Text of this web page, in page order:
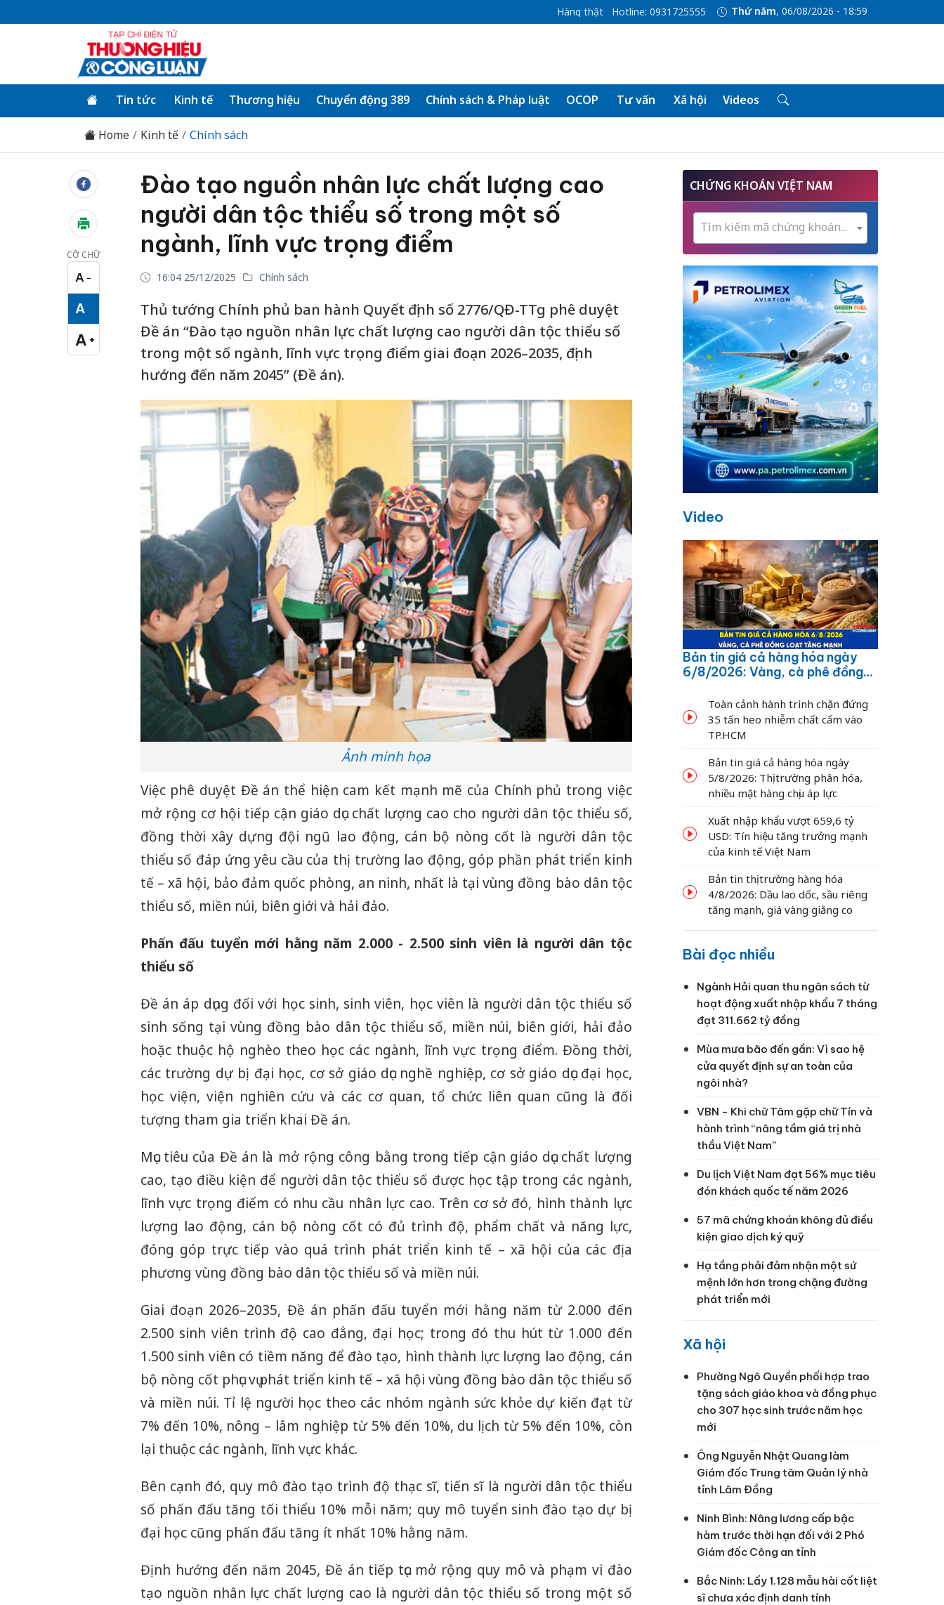
Hàng thật Hotline: 0931725555 Thứ năm, 06/08/2026 - 18:59
Tin tức Kinh tế Thương hiệu Chuyển động 389 Chính sách & Pháp luật OCOP Tư vấn Xã hội Videos
Home Kinh tế Chính sách
CỠ CHỮ
A −
Cỡ chữ nhỏ
A
Cỡ chữ vừa
A +
Cỡ chữ lớn
Đào tạo nguồn nhân lực chất lượng cao
người dân tộc thiểu số trong một số
ngành, lĩnh vực trọng điểm
16:04 25/12/2025 Chính sách
Thủ tướng Chính phủ ban hành Quyết định số 2776/QĐ-TTg phê duyệt
Đề án “Đào tạo nguồn nhân lực chất lượng cao người dân tộc thiểu số
trong một số ngành, lĩnh vực trọng điểm giai đoạn 2026–2035, định
hướng đến năm 2045” (Đề án).
Ảnh minh họa
Việc phê duyệt Đề án thể hiện cam kết mạnh mẽ của Chính phủ trong việc
mở rộng cơ hội tiếp cận giáo dục chất lượng cao cho người dân tộc thiểu số,
đồng thời xây dựng đội ngũ lao động, cán bộ nòng cốt là người dân tộc
thiểu số đáp ứng yêu cầu của thị trường lao động, góp phần phát triển kinh
tế – xã hội, bảo đảm quốc phòng, an ninh, nhất là tại vùng đồng bào dân tộc
thiểu số, miền núi, biên giới và hải đảo.
Phấn đấu tuyển mới hằng năm 2.000 - 2.500 sinh viên là người dân tộc
thiểu số
Đề án áp dụng đối với học sinh, sinh viên, học viên là người dân tộc thiểu số
sinh sống tại vùng đồng bào dân tộc thiểu số, miền núi, biên giới, hải đảo
hoặc thuộc hộ nghèo theo học các ngành, lĩnh vực trọng điểm. Đồng thời,
các trường dự bị đại học, cơ sở giáo dục nghề nghiệp, cơ sở giáo dục đại học,
học viện, viện nghiên cứu và các cơ quan, tổ chức liên quan cũng là đối
tượng tham gia triển khai Đề án.
Mục tiêu của Đề án là mở rộng công bằng trong tiếp cận giáo dục chất lượng
cao, tạo điều kiện để người dân tộc thiểu số được học tập trong các ngành,
lĩnh vực trọng điểm có nhu cầu nhân lực cao. Trên cơ sở đó, hình thành lực
lượng lao động, cán bộ nòng cốt có đủ trình độ, phẩm chất và năng lực,
đóng góp trực tiếp vào quá trình phát triển kinh tế – xã hội của các địa
phương vùng đồng bào dân tộc thiểu số và miền núi.
Giai đoạn 2026–2035, Đề án phấn đấu tuyển mới hằng năm từ 2.000 đến
2.500 sinh viên trình độ cao đẳng, đại học; trong đó thu hút từ 1.000 đến
1.500 sinh viên có tiềm năng để đào tạo, hình thành lực lượng lao động, cán
bộ nòng cốt phục vụ phát triển kinh tế – xã hội vùng đồng bào dân tộc thiểu số
và miền núi. Tỉ lệ người học theo các nhóm ngành sức khỏe dự kiến đạt từ
7% đến 10%, nông – lâm nghiệp từ 5% đến 10%, du lịch từ 5% đến 10%, còn
lại thuộc các ngành, lĩnh vực khác.
Bên cạnh đó, quy mô đào tạo trình độ thạc sĩ, tiến sĩ là người dân tộc thiểu
số phấn đấu tăng tối thiểu 10% mỗi năm; quy mô tuyển sinh đào tạo dự bị
đại học cũng phấn đấu tăng ít nhất 10% hằng năm.
Định hướng đến năm 2045, Đề án tiếp tục mở rộng quy mô và phạm vi đào
tạo nguồn nhân lực chất lượng cao là người dân tộc thiểu số trong một số
CHỨNG KHOÁN VIỆT NAM
Tìm kiếm mã chứng khoán...
Video
Bản tin giá cả hàng hóa ngày
6/8/2026: Vàng, cà phê đồng
Toàn cảnh hành trình chặn đứng
35 tấn heo nhiễm chất cấm vào
TP.HCM
Bản tin giá cả hàng hóa ngày
5/8/2026: Thị trường phân hóa,
nhiều mặt hàng chịu áp lực
Xuất nhập khẩu vượt 659,6 tỷ
USD: Tín hiệu tăng trưởng mạnh
của kinh tế Việt Nam
Bản tin thị trường hàng hóa
4/8/2026: Dầu lao dốc, sầu riêng
tăng mạnh, giá vàng giằng co
Bài đọc nhiều
Ngành Hải quan thu ngân sách từ
hoạt động xuất nhập khẩu 7 tháng
đạt 311.662 tỷ đồng
Mùa mưa bão đến gần: Vì sao hệ
cửa quyết định sự an toàn của
ngôi nhà?
VBN - Khi chữ Tâm gặp chữ Tín và
hành trình “nâng tầm giá trị nhà
thầu Việt Nam”
Du lịch Việt Nam đạt 56% mục tiêu
đón khách quốc tế năm 2026
57 mã chứng khoán không đủ điều
kiện giao dịch ký quỹ
Hạ tầng phải đảm nhận một sứ
mệnh lớn hơn trong chặng đường
phát triển mới
Xã hội
Phường Ngô Quyền phối hợp trao
tặng sách giáo khoa và đồng phục
cho 307 học sinh trước năm học
mới
Ông Nguyễn Nhật Quang làm
Giám đốc Trung tâm Quản lý nhà
tỉnh Lâm Đồng
Ninh Bình: Nâng lương cấp bậc
hàm trước thời hạn đối với 2 Phó
Giám đốc Công an tỉnh
Bắc Ninh: Lấy 1.128 mẫu hài cốt liệt
sĩ chưa xác định danh tính